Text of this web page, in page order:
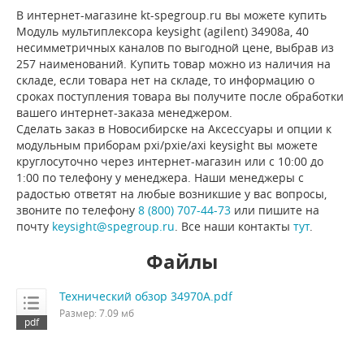
В интернет-магазине kt-spegroup.ru вы можете купить
Модуль мультиплексора keysight (agilent) 34908a, 40
несимметричных каналов по выгодной цене, выбрав из
257 наименований. Купить товар можно из наличия на
складе, если товара нет на складе, то информацию о
сроках поступления товара вы получите после обработки
вашего интернет-заказа менеджером.
Сделать заказ в Новосибирске на Аксессуары и опции к
модульным приборам pxi/pxie/axi keysight вы можете
круглосуточно через интернет-магазин или с 10:00 до
1:00 по телефону у менеджера. Наши менеджеры с
радостью ответят на любые возникшие у вас вопросы,
звоните по телефону 8 (800) 707-44-73 или пишите на
почту keysight@spegroup.ru. Все наши контакты тут.
Файлы
Технический обзор 34970A.pdf
Размер: 7.09 мб